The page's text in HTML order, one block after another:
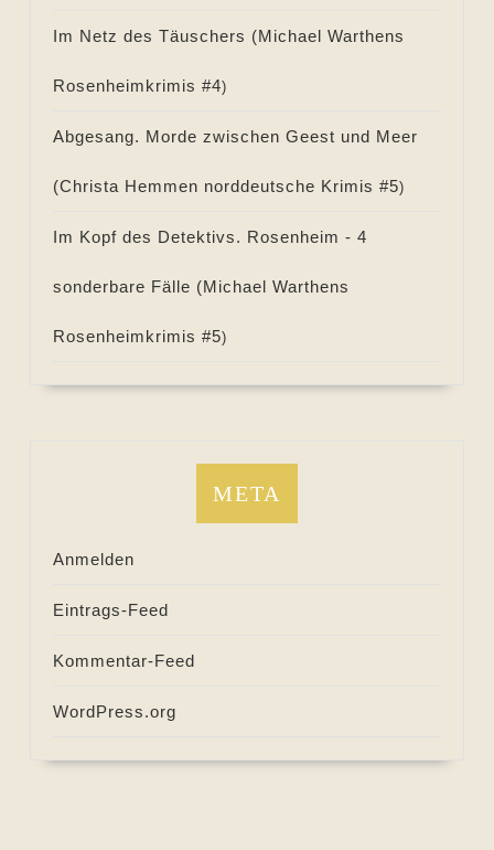
Im Netz des Täuschers (Michael Warthens
Rosenheimkrimis #4)
Abgesang. Morde zwischen Geest und Meer
(Christa Hemmen norddeutsche Krimis #5)
Im Kopf des Detektivs. Rosenheim - 4
sonderbare Fälle (Michael Warthens
Rosenheimkrimis #5)
META
Anmelden
Eintrags-Feed
Kommentar-Feed
WordPress.org